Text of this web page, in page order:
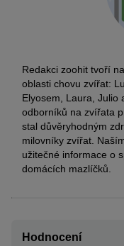
Redakci zoohit tvoří
oblasti chovu zvířat:
Elyosem, Laura, Julio
odborníků na zvířata
stal důvěryhodným
milovníky zvířat.
užitečné informace o
domácích mazlíčků.
Hodnocení